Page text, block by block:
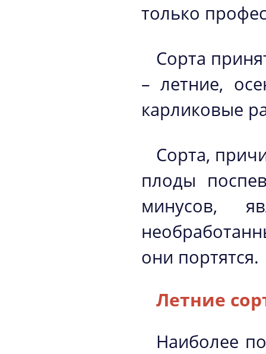
только
Сорта
– летние,
карликовые
Сорта,
плоды
минусов,
они портятся.
Летние
Наиболее